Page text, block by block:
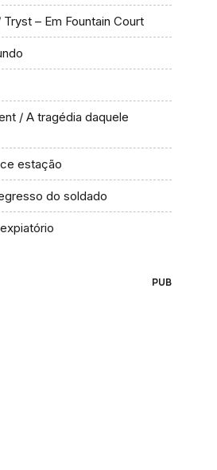
– In Fountain Court / Tryst – Em Fountain Court
/ A tragédia daquele
estação
Return / O regresso do soldado
bode expiatório
PUB